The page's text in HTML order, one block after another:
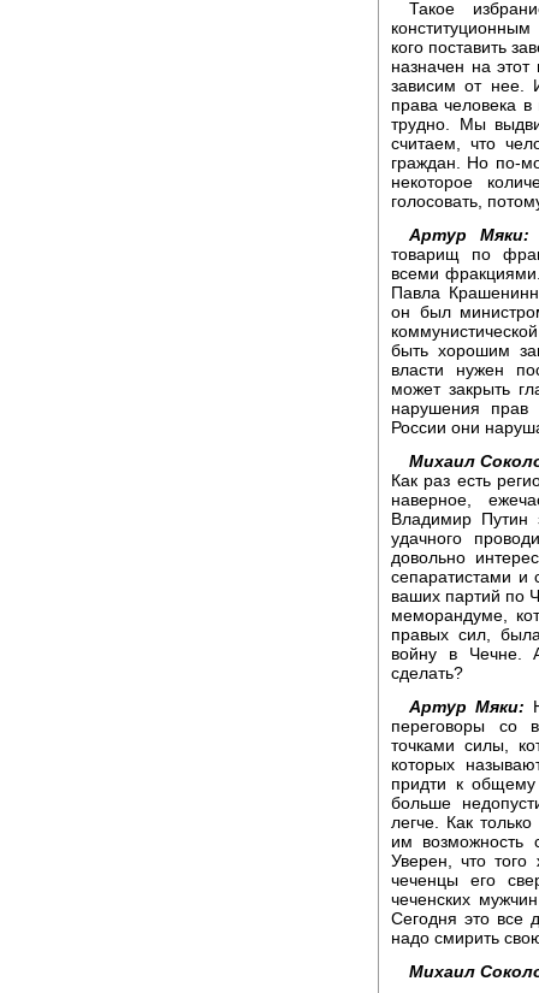
Такое
кого поставить
назначен на
зависим от нее.
права человека
трудно. Мы
считаем, что
граждан. Но по-
некоторое
голосовать,
Артур Мяки:
товарищ по
всеми
Павла
он был
быть хорошим
власти нужен
может закрыть
нарушения
России они
Михаил
Как раз есть
наверное,
Владимир Путин
удачного
довольно
сепаратистами и
ваших партий по
меморандуме,
правых сил,
войну в Чечне.
сделать?
Артур Мяки:
переговоры со
точками силы,
которых
придти к
больше
легче. Как
им возможность
Уверен, что
чеченцы его
чеченских
Сегодня это все
надо смирить
Михаил